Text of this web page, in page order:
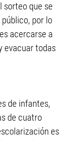
sorteo que se
por lo
acercarse a
evacuar todas
de infantes,
de cuatro
es